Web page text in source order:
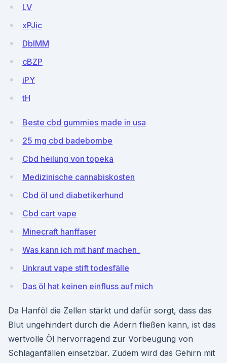
LV
xPJic
DbIMM
cBZP
iPY
tH
Beste cbd gummies made in usa
25 mg cbd badebombe
Cbd heilung von topeka
Medizinische cannabiskosten
Cbd öl und diabetikerhund
Cbd cart vape
Minecraft hanffaser
Was kann ich mit hanf machen_
Unkraut vape stift todesfälle
Das öl hat keinen einfluss auf mich
Da Hanföl die Zellen stärkt und dafür sorgt, dass das
Blut ungehindert durch die Adern fließen kann, ist das
wertvolle Öl hervorragend zur Vorbeugung von
Schlaganfällen einsetzbar. Zudem wird das Gehirn mit